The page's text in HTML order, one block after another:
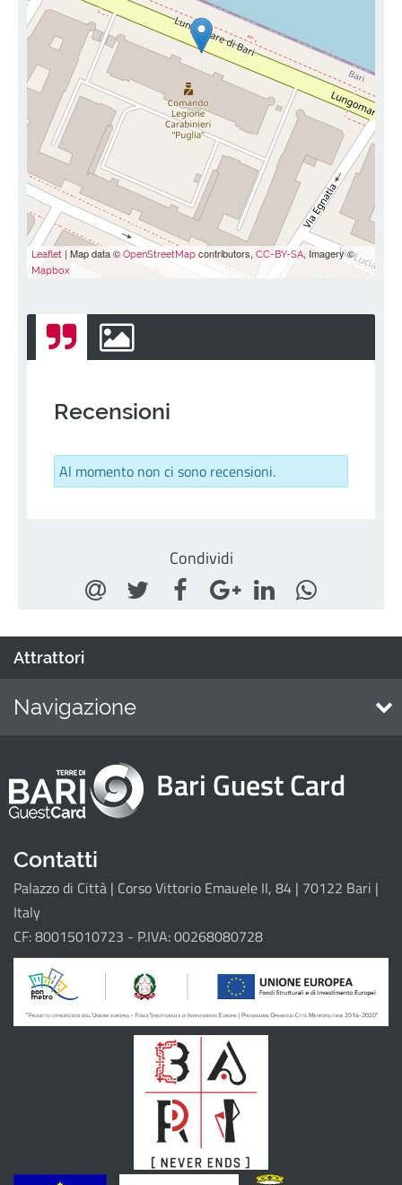
Leaflet | Map data ©OpenStreetMapcontributors, CC-BY-SA, Imagery ©
Mapbox
Recensioni
Al momento non ci sono recensioni.
Condividi
Attrattori
Navigazione
Attrattori
Eventi
Itinerari
Il progetto
Bari Guest Card
Contatti
Palazzo di Città | Corso Vittorio Emauele II, 84 | 70122 Bari |
Italy
CF: 80015010723 - P.IVA: 00268080728